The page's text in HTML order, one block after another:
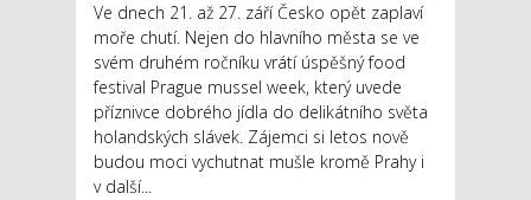
Ve dnech 21. až 27. září Česko opět zaplaví
moře chutí. Nejen do hlavního města se ve
svém druhém ročníku vrátí úspěšný food
festival Prague mussel week, který uvede
příznivce dobrého jídla do delikátního světa
holandských slávek. Zájemci si letos nově
budou moci vychutnat mušle kromě Prahy i
v další...